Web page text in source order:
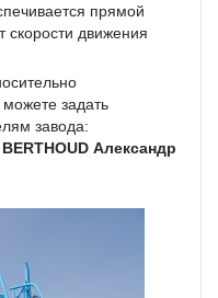
прямой
скорости движения
задать
завода:
Александр